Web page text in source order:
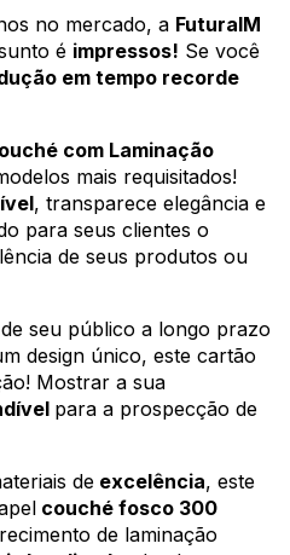
no mercado, a FuturaIM
é impressos! Se você
em tempo recorde
com Laminação
mais requisitados!
, transparece elegância e
para seus clientes o
de seus produtos ou
seu público a longo prazo
design único, este cartão
Mostrar a sua
para a prospecção de
de excelência, este
couché fosco 300
de laminação